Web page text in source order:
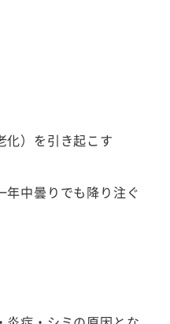
化）を引き起こす
年中曇りでも降り注ぐ